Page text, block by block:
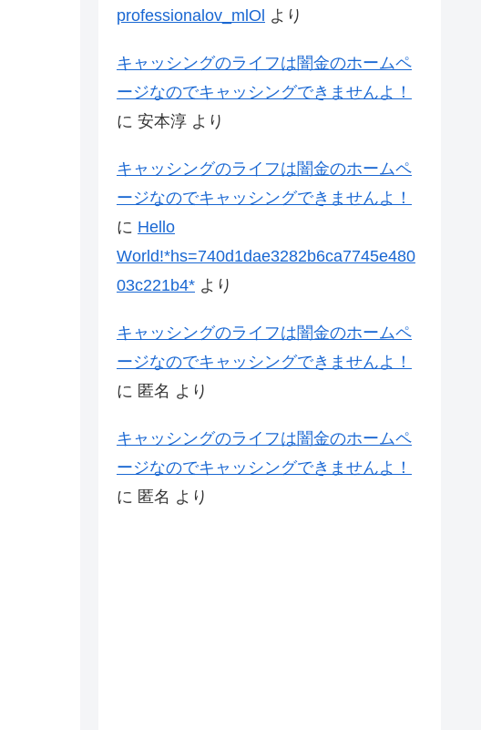
professionalov_mlOl より
キャッシングのライフは闇金のホームペ
ージなのでキャッシングできませんよ！
に 安本淳 より
キャッシングのライフは闇金のホームペ
ージなのでキャッシングできませんよ！
に Hello
World!*hs=740d1dae3282b6ca7745e480
03c221b4* より
キャッシングのライフは闇金のホームペ
ージなのでキャッシングできませんよ！
に 匿名 より
キャッシングのライフは闇金のホームペ
ージなのでキャッシングできませんよ！
に 匿名 より